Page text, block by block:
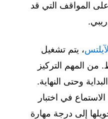
على المواقف التي قد
، يتم تشغيل
من المهم التركيز
وحتى النهاية.
في اختبار
ثم يتم تحويلها إلى درجة مهارة